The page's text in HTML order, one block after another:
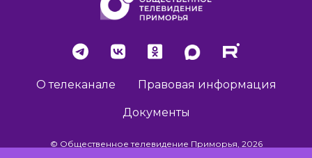
О телеканале Правовая информация
Документы
© Общественное телевидение Приморья, 2026